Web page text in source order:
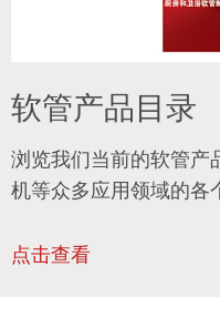
软管产品目录
浏览我们当前的软管产
机等众多应用领域的各
点击查看